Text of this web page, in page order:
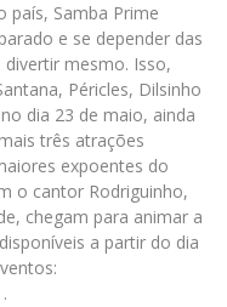
país, Samba Prime
e se depender das
mesmo. Isso,
Péricles, Dilsinho
dia 23 de maio, ainda
três atrações
expoentes do
o cantor Rodriguinho,
chegam para animar a
a partir do dia